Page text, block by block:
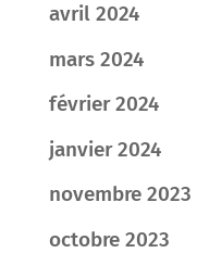
avril 2024
mars 2024
février 2024
janvier 2024
novembre 2023
octobre 2023